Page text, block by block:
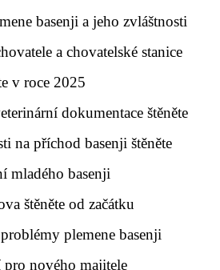
basenji a jeho zvláštnosti
a chovatelské stanice
v roce 2025
dokumentace štěněte
na příchod basenji štěněte
mladého basenji
štěněte od začátku
plemene basenji
nového majitele